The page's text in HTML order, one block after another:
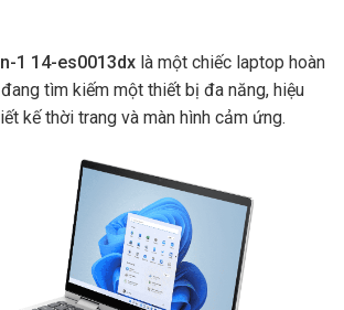
1 14-es0013dx là một chiếc laptop hoàn
tìm kiếm một thiết bị đa năng, hiệu
kế thời trang và màn hình cảm ứng.